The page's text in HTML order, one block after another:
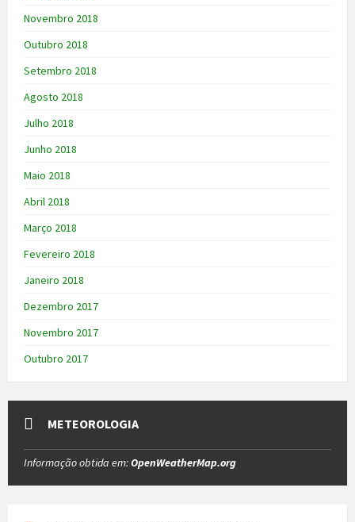
Novembro 2018
Outubro 2018
Setembro 2018
Agosto 2018
Julho 2018
Junho 2018
Maio 2018
Abril 2018
Março 2018
Fevereiro 2018
Janeiro 2018
Dezembro 2017
Novembro 2017
Outubro 2017
METEOROLOGIA
Informação obtida em:OpenWeatherMap.org